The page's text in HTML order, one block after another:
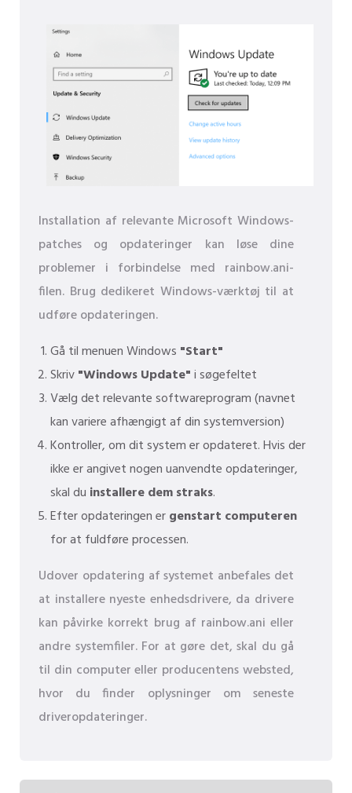
Installation af relevante Microsoft Windows-
patches og opdateringer kan løse dine
problemer i forbindelse med rainbow.ani-
filen. Brug dedikeret Windows-værktøj til at
udføre opdateringen.
Gå til menuen Windows "Start"
Skriv"Windows Update"i søgefeltet
Vælg det relevante softwareprogram (navnet
kan variere afhængigt af din systemversion)
Kontroller, om dit system er opdateret. Hvis der
ikke er angivet nogen uanvendte opdateringer,
skal du installere dem straks.
Efter opdateringen ergenstart computeren
for at fuldføre processen.
Udover opdatering af systemet anbefales det
at installere nyeste enhedsdrivere, da drivere
kan påvirke korrekt brug af rainbow.ani eller
andre systemfiler. For at gøre det, skal du gå
til din computer eller producentens websted,
hvor du finder oplysninger om seneste
driveropdateringer.